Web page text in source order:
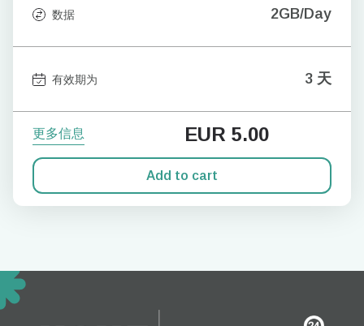
数据 2GB/Day
有效期为 3 天
更多信息 EUR 5.00
Add to cart